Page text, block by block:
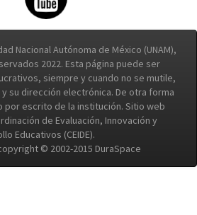
Nacional Autónoma de México (UNAM),
2022. Esta página puede ser
siempre y cuando no se mutile,
su dirección electrónica. De otra forma
escrito de la institución. Sitio web
de Evaluación, Innovación y
Educativos (CEIDE).
© 2002-2015 DuraSpace